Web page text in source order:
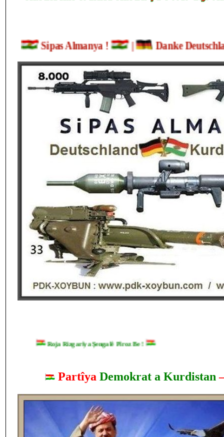
Sipas Almanya ! | Danke
Roja Rizgarîya Şengalê Pîroz Be !
Partîya Demokrat a Kurdistan